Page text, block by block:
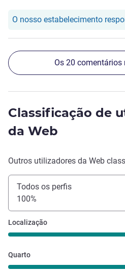
O nosso estabelecimento
Os 20 comentários
Classificação de
da Web
Outros utilizadores da Web
Todos os perfis
100%
Localização
Quarto